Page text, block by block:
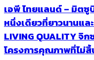
เอพี ไทยแลนด์ – มิตซู
หนึ่งเดียวที่ยาวนานแล
LIVING QUALITY จิ
โครงการคุณภาพที่ไม่